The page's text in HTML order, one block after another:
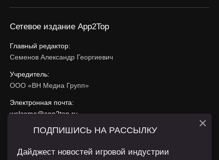
Сетевое издание App2Top
Главный редактор:
Семенов Александр Георгиевич
Учредитель:
ООО «ВН Медиа Групп»
Электронная почта:
welcome@app2top.ru
При использовании материалов активная ссылка на
ПОДПИШИСЬ НА РАССЫЛКУ
Дайджест новостей игровой индустрии
×